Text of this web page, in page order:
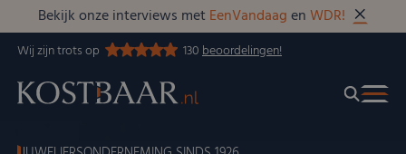
Bekijk onze interviews met EenVandaagenWDR!
Wij zijn trots op 130beoordelingen!